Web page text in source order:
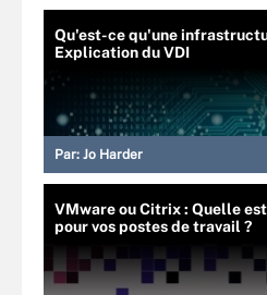
Qu'est-ce qu'une
Explication du VDI
Par: Jo Harder
VMware ou Citrix : Quelle
pour vos postes de travail ?